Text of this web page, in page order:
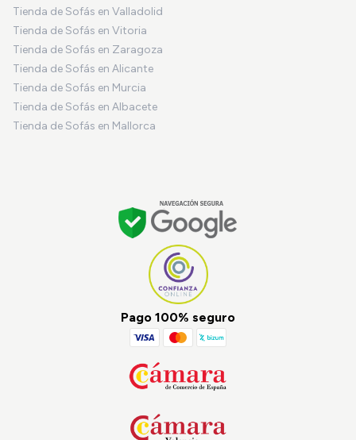
Tienda de Sofás en Valladolid
Tienda de Sofás en Vitoria
Tienda de Sofás en Zaragoza
Tienda de Sofás en Alicante
Tienda de Sofás en Murcia
Tienda de Sofás en Albacete
Tienda de Sofás en Mallorca
Pago 100% seguro